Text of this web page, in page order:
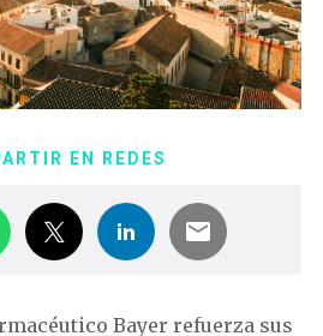
EN REDES
Bayer refuerza sus